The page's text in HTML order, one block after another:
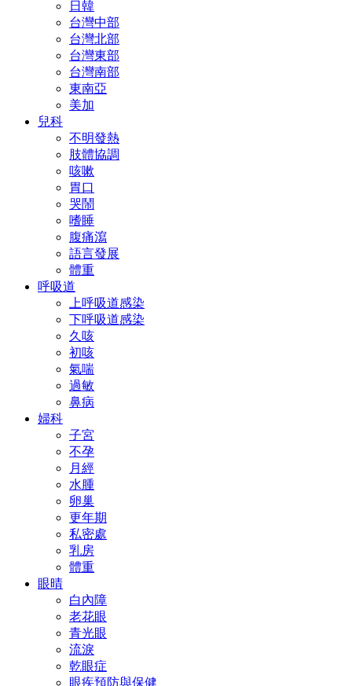
日韓
台灣中部
台灣北部
台灣東部
台灣南部
東南亞
美加
兒科
不明發熱
肢體協調
咳嗽
胃口
哭鬧
嗜睡
腹痛瀉
語言發展
體重
呼吸道
上呼吸道感染
下呼吸道感染
久咳
初咳
氣喘
過敏
鼻病
婦科
子宮
不孕
月經
水腫
卵巢
更年期
私密處
乳房
體重
眼晴
白內障
老花眼
青光眼
流淚
乾眼症
眼疾預防與保健